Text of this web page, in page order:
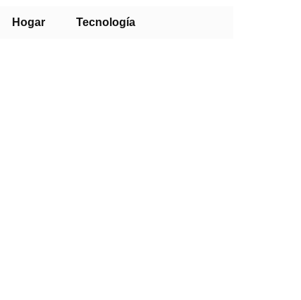
Hogar Tecnología